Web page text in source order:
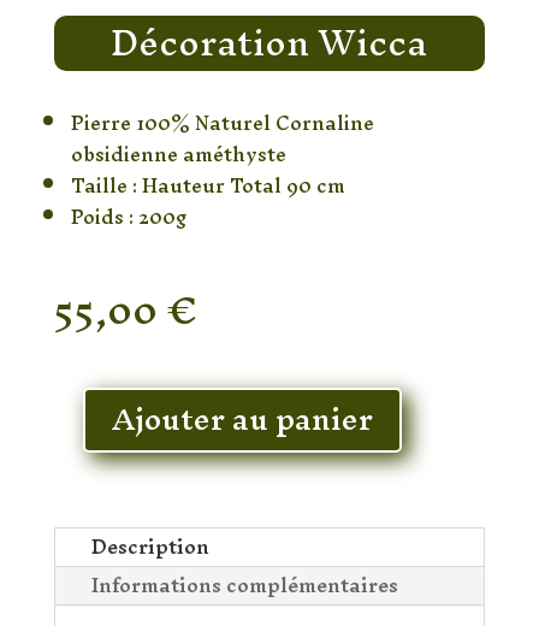
Décoration Wicca
Pierre 100% Naturel Cornaline
obsidienne améthyste
Taille : Hauteur Total 90 cm
Poids : 200g
55,00€
En stock
quantité
Décoration
Ajouter au panier
Description
Informations complémentaires